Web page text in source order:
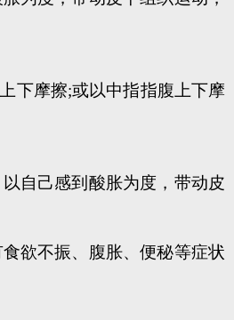
下摩擦;或以中指指腹上下摩
自己感到酸胀为度，带动皮
欲不振、腹胀、便秘等症状